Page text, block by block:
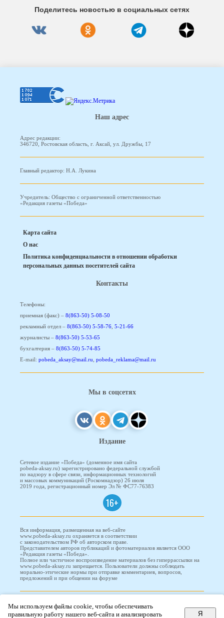
Поделитесь новостью в социальных сетях
Наш адрес
Адрес редакции:
346720, Ростовская область, г. Аксай, ул. Дружбы, 17
Главный редактор: Н.А. Лукина
Учредитель: Общество с ограниченной ответственностью
«Редакция газеты «Победа»
Карта сайта
О нас
Политика конфиденциальности в отношении обработки
персональных данных посетителей сайта
Контакты
Телефоны:
приемная (факс) – 8(863-50) 5-08-50
рекламный отдел – 8(863-50) 5-58-76, 5-21-66
журналисты – 8(863-50) 5-53-65
бухгалтерия – 8(863-50) 5-74-85
E-mail: pobeda_aksay@mail.ru, pobeda_reklama@mail.ru
Мы в соцсетях
Издание
Сетевое издание «Победа» (доменное имя сайта
pobeda-aksay.ru) зарегистрировано федеральной службой
по надзору в сфере связи, информационных технологий
и массовых коммуникаций (Роскомнадзор) 26 июля
2019 года, регистрационный номер Эл № ФС77-76383
16+
Вся информация, размещенная на веб-сайте
www.pobeda-aksay.ru охраняется в соответствии
с законодательством РФ об авторском праве.
Представителем авторов публикаций и фотоматериалов является ООО
«Редакция газеты «Победа».
Полное или частичное воспроизведение материалов без гиперрассылки на
www.pobeda-aksay.ru запрещается. Пользователи должны соблюдать
морально-этические нормы при отправке комментариев, вопросов,
предложений и при общении на форуме
ПОБЕДА © 2010-2026
Мы используем файлы cookie, чтобы обеспечивать
правильную работу нашего веб-сайта и анализировать
Я